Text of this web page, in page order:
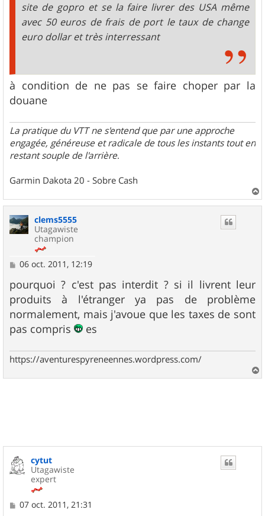
site de gopro et se la faire livrer des USA même
avec 50 euros de frais de port le taux de change
euro dollar et très interressant
à condition de ne pas se faire choper par la
douane
La pratique du VTT ne s'entend que par une approche
engagée, généreuse et radicale de tous les instants tout en
restant souple de l'arrière.
Garmin Dakota 20 - Sobre Cash
a
clems5555
Utagawiste
champion
M
s
s
a
g
e
06 oct. 2011, 12:19
pourquoi ? c'est pas interdit ? si il livrent leur
produits à l'étranger ya pas de problème
normalement, mais j'avoue que les taxes de sont
pas compris
es
https://aventurespyreneennes.wordpress.com/
a
cytut
Utagawiste
expert
M
07 oct. 2011, 21:31